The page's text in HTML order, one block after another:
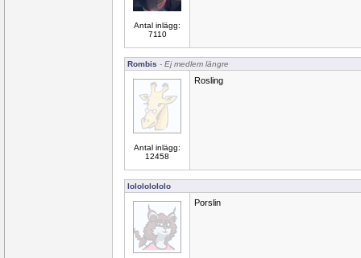
Antal inlägg:
7110
Rombis - Ej medlem längre
Antal inlägg:
12458
Rosling
lolololololo
Porslin